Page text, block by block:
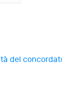
del